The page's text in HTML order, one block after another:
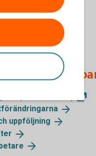
om
uppföljning